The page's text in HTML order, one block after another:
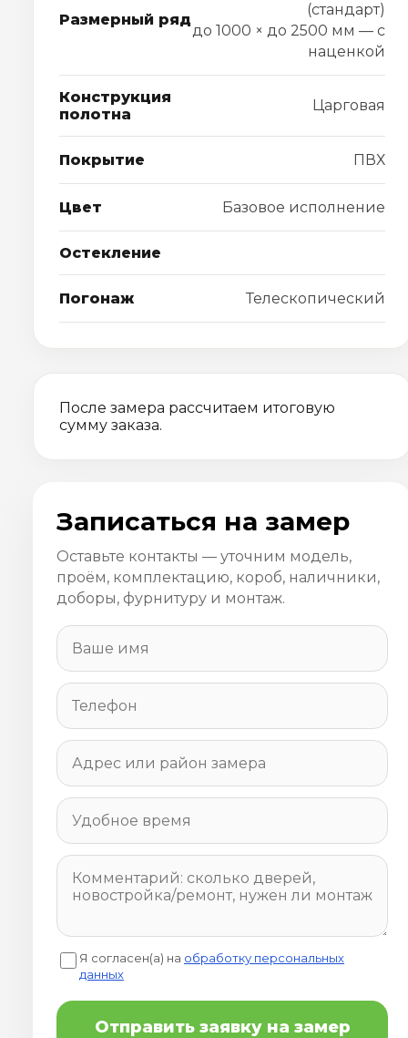
Размерный ряд
(стандарт)
до 1000 × до 2500 мм — с
наценкой
Конструкция
полотна
Царговая
Покрытие ПВХ
Цвет Базовое исполнение
Остекление
Погонаж Телескопический
После замера рассчитаем итоговую
сумму заказа.
Записаться на замер
Оставьте контакты — уточним модель,
проём, комплектацию, короб, наличники,
доборы, фурнитуру и монтаж.
Я согласен(а) на обработку персональных
данных
Отправить заявку на замер